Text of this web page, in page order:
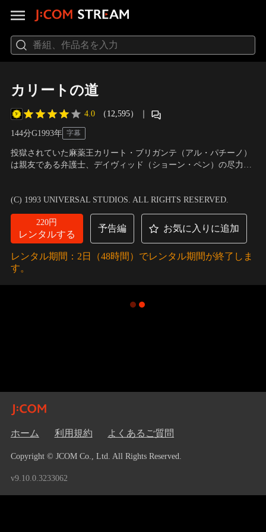
カリートの道
4.0 （12,595） ｜
144分G1993年 字幕
投獄されていた麻薬王カリート・ブリガンテ（アル・パチーノ）
は親友である弁護士、デイヴィッド（ショーン・ペン）の尽力で
いた。誰も信用できない汚れきった街と、逃れられない宿命に逆
らっていくカリートに“楽園への脱出”の道は開けるのか？
(C) 1993 UNIVERSAL STUDIOS. ALL RIGHTS RESERVED.
220円
レンタルする
予告編 お気に入りに追加
レンタル期間：2日（48時間）でレンタル期間が終了しま
す。
ホーム 利用規約 よくあるご質問
Copyright © JCOM Co., Ltd. All Rights Reserved.
v9.10.0.3233062